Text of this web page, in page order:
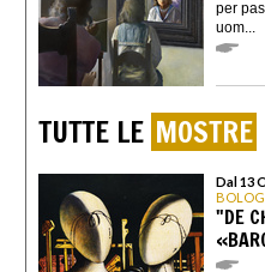
per
uom...
TUTTE LE MOSTRE
Dal 13
"DE